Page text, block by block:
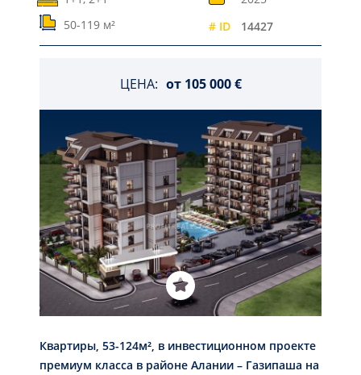
50-119 м²
# ID 14427
ЦЕНА: от 105 000 €
Квартиры, 53-124м², в инвестиционном проекте
премиум класса в районе Алании – Газипаша на